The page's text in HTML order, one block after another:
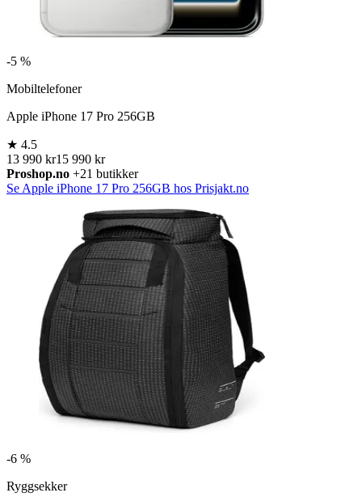
-5 %
Mobiltelefoner
Apple iPhone 17 Pro 256GB
★ 4.5
13 990 kr15 990 kr
Proshop.no +21 butikker
Se Apple iPhone 17 Pro 256GB hos Prisjakt.no
-6 %
Ryggsekker